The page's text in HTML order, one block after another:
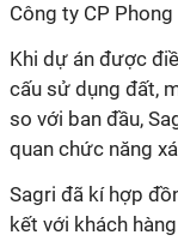
Công ty CP Phong
Khi dự án được
cấu sử dụng đất,
so với ban đầu,
quan chức năng
Sagri đã kíhợp
kết với khách